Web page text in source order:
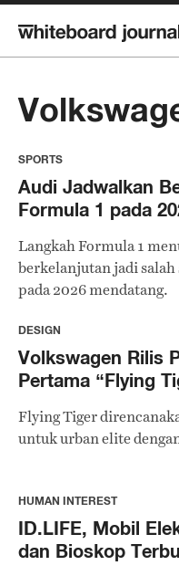
SPORTS
Audi Jadwalkan
Formula 1 pada
Langkah Formula 1
berkelanjutan jadi salah
pada 2026 mendatang.
DESIGN
Volkswagen Rilis
Pertama “Flying
Flying Tiger
untuk urban elite
HUMAN INTEREST
ID.LIFE, Mobil
dan Bioskop